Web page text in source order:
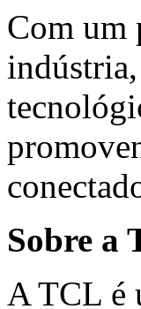
Com um
Sobre a
A TCL é